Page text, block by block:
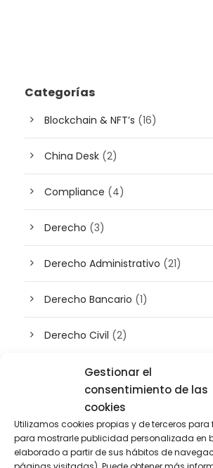
Gestionar el
consentimiento de las
cookies
Utilizamos cookies propias y de terceros
para mostrarle publicidad personalizada en
elaborado a partir de sus hábitos de
Categorías
Blockchain & NFT’s (16)
China Desk (2)
Compliance (4)
Derecho (3)
Derecho Administrativo (21)
Derecho Bancario (1)
Derecho Civil (2)
Derecho concursal(3)
Derecho de Empresa
Derecho Digital(50)